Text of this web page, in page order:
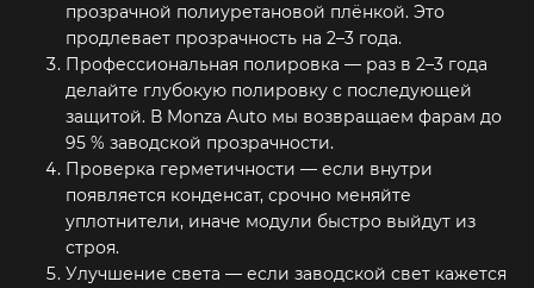
прозрачной полиуретановой плёнкой. Это
продлевает прозрачность на 2–3 года.
Профессиональная полировка — раз в 2–3 года
делайте глубокую полировку с последующей
защитой. В Monza Auto мы возвращаем фарам до
95 % заводской прозрачности.
Проверка герметичности — если внутри
появляется конденсат, срочно меняйте
уплотнители, иначе модули быстро выйдут из
строя.
Улучшение света — если заводской свет кажется